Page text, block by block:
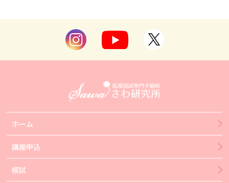
ホーム
講座申込
模試